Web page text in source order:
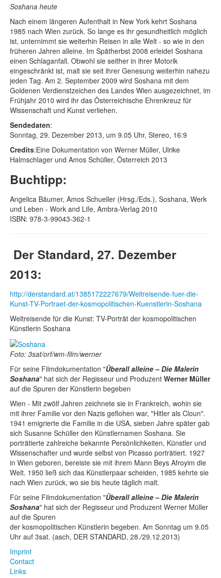
Soshana heute
Nach einem längeren Aufenthalt in New York kehrt Soshana
1985 nach Wien zurück. So lange es ihr gesundheitlich möglich
ist, unternimmt sie weiterhin Reisen in alle Welt - so wie in den
früheren Jahren alleine. Im Spätherbst 2008 erleidet Soshana
einen Schlaganfall. Obwohl sie seither in ihrer Motorik
eingeschränkt ist, malt sie seit ihrer Genesung weiterhin nahezu
jeden Tag. Am 2. September 2009 wird Soshana mit dem
Goldenen Verdienstzeichen des Landes Wien ausgezeichnet, im
Frühjahr 2010 wird ihr das Österreichische Ehrenkreuz für
Wissenschaft und Kunst verliehen.
Sendedaten:
Sonntag, 29. Dezember 2013, um 9.05 Uhr, Stereo, 16:9
Credits:Eine Dokumentation von Werner Müller, Ulrike
Halmschlager und Amos Schüller, Österreich 2013
Buchtipp:
Angelica Bäumer, Amos Schueller (Hrsg./Eds.), Soshana, Werk
und Leben - Work and Life, Ambra-Verlag 2010
ISBN: 978-3-99043-362-1
Der Standard, 27. Dezember
2013:
http://derstandard.at/1385172227679/Weltreisende-fuer-die-
Kunst-TV-Portraet-der-kosmopolitischen-Kuenstlerin-Soshana
Weltreisende für die Kunst: TV-Porträt der kosmopolitischen
Künstlerin Soshana
Foto: 3sat/orf/wm-film/werner
Für seine Filmdokumentation "Überall alleine – Die Malerin
So­shana" hat sich der Regisseur und Produzent Werner Müller
auf die Spuren der Künstlerin begeben
Wien - Mit zwölf Jahren zeichnete sie in Frankreich, wohin sie
mit ihrer Familie vor den Nazis geflohen war, "Hitler als Cloun".
1941 emigrierte die Familie in die USA, sieben Jahre später gab
sich Susanne Schüller den Künstlernamen Soshana. Sie
porträtierte zahlreiche bekannte Persönlichkeiten, Künstler und
Wissenschafter und wurde selbst von Picasso porträtiert. 1927
in Wien ­geboren, bereiste sie mit ihrem Mann Beys Afroyim die
Welt. 1950 ließ sich das Künstlerpaar scheiden, 1985 kehrte sie
nach Wien zurück, wo sie bis heute täglich malt.
Für seine Filmdokumentation "Überall alleine – Die Malerin
So­shana" hat sich der Regisseur und Produzent Werner Müller
auf die Spuren
der kosmopolitischen Künstlerin begeben. Am Sonntag um 9.05
Uhr auf 3sat. (asch, DER STANDARD, 28./29.12.2013)
Imprint
Contact
Links